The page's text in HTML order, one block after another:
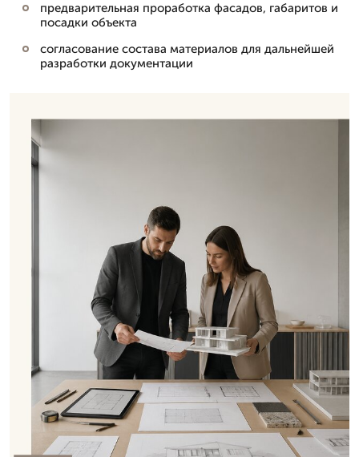
предварительная проработка фасадов, габаритов и
посадки объекта
согласование состава материалов для дальнейшей
разработки документации